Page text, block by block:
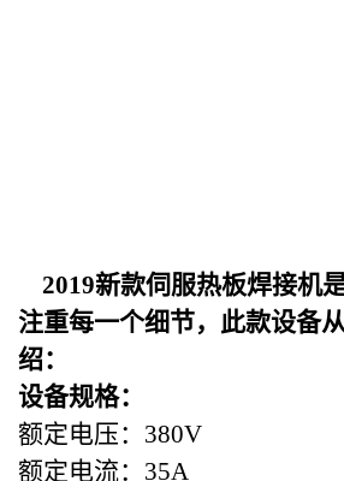
2019新款伺服热板焊接机
注重每一个细节，此款设备
绍：
设备规格：
额定电压：380V
额定电流：35A